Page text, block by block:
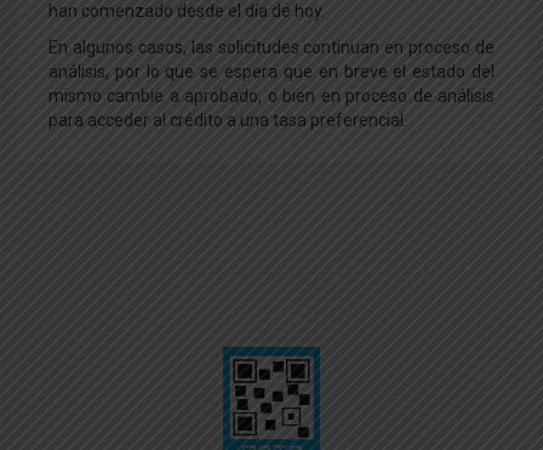
han comenzado desde el día de hoy.
En algunos casos, las solicitudes continuan en proceso de
análisis, por lo que se espera que en breve el estado del
mismo cambie a aprobado, o bien en proceso de análisis
para acceder al crédito a una tasa preferencial.